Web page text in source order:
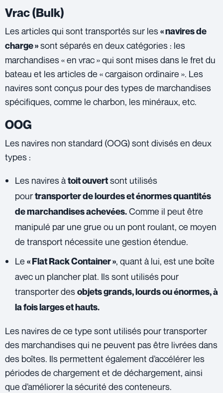
Vrac (Bulk)
Les articles qui sont transportés sur les« navires de
charge »sont séparés en deux catégories : les
marchandises « en vrac » qui sont mises dans le fret du
bateau et les articles de « cargaison ordinaire ». Les
navires sont conçus pour des types de marchandises
spécifiques, comme le charbon, les minéraux, etc.
OOG
Les navires non standard (OOG) sont divisés en deux
types :
Les navires àtoit ouvertsont utilisés
pourtransporter de lourdes et énormes quantités
de marchandises achevées.Comme il peut être
manipulé par une grue ou un pont roulant, ce moyen
de transport nécessite une gestion étendue.
Le « Flat Rack Container », quant à lui, est une boîte
avec un plancher plat. Ils sont utilisés pour
transporter desobjets grands, lourds ou énormes, à
la fois larges et hauts.
Les navires de ce type sont utilisés pour transporter
des marchandises qui ne peuvent pas être livrées dans
des boîtes. Ils permettent également d’accélérer les
périodes de chargement et de déchargement, ainsi
que d’améliorer la sécurité des conteneurs.